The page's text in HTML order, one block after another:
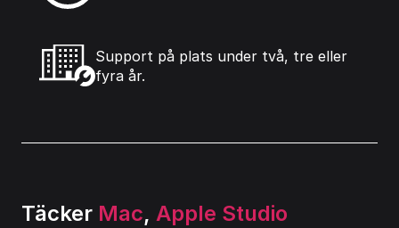
Support på plats under två, tre eller
fyra år.
Täcker Mac, Apple Studio